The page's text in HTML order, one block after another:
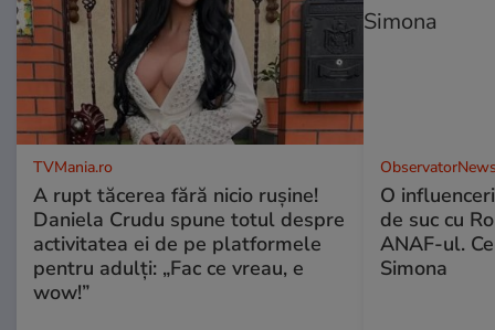
TVMania.ro
A rupt tăcerea fără nicio rușine!
Daniela Crudu spune totul despre
activitatea ei de pe platformele
pentru adulți: „Fac ce vreau, e
wow!”
O
de suc cu
ANAF-ul.
Simona